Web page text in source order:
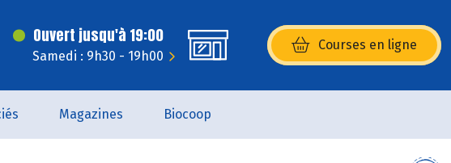
Ouvert jusqu'à 19:00
Samedi : 9h30 - 19h00
Courses en ligne
(s’ouvre dans une nouvelle
Magazines Biocoop